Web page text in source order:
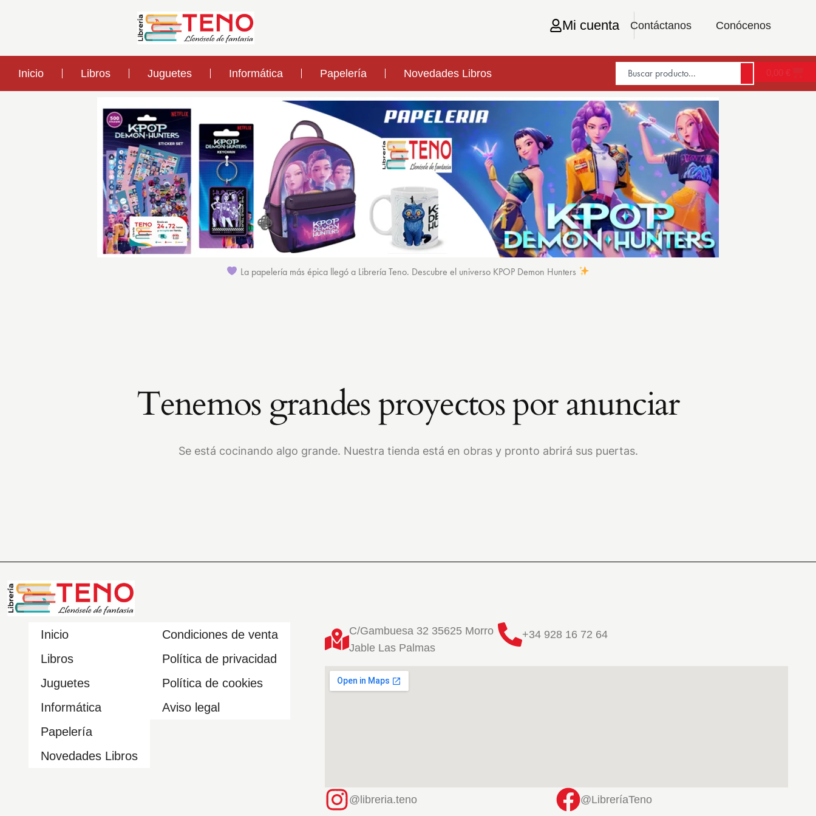
Contáctanos Conócenos
Mi cuenta
Inicio Libros Juguetes Informática Papelería Novedades Libros 0,00 €
La papelería más épica llegó a Librería Teno. Descubre el universo KPOP Demon Hunters
Tenemos grandes proyectos por anunciar
Se está cocinando algo grande. Nuestra tienda está en obras y pronto abrirá sus puertas.
Inicio
Libros
Juguetes
Informática
Papelería
Novedades Libros
Condiciones de venta
Política de privacidad
Política de cookies
Aviso legal
C/Gambuesa 32 35625 Morro
Jable Las Palmas
+34 928 16 72 64
@libreria.teno @LibreríaTeno